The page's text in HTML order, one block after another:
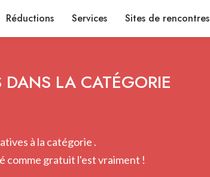
Réductions Services Sites de rencontres
DANS LA CATÉGORIE
à la catégorie .
comme gratuit l'est vraiment !